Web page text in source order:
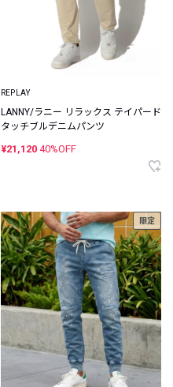
REPLAY
LANNY/ラニー リラックス テイパード
タッチブルデニムパンツ
¥21,120 40%OFF
限定